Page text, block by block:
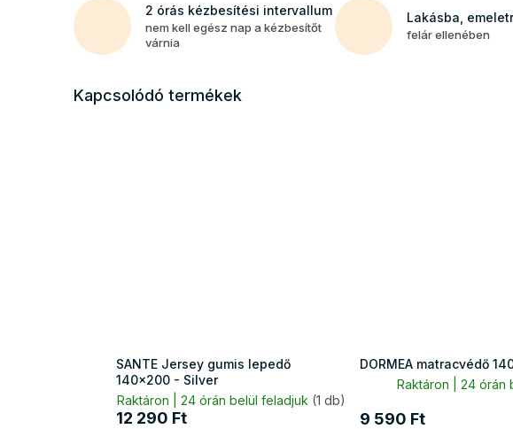
2 órás kézbesítési intervallum
nem kell egész nap a kézbesítőt
várnia
Lakásba,
felár ellenében
Kapcsolódó termékek
SANTE Jersey gumis lepedő
140x200 - Silver
Raktáron | 24 órán belül feladjuk (1 db)
12 290 Ft
DORMEA matracvédő
Raktáron | 24 órán
9 590 Ft